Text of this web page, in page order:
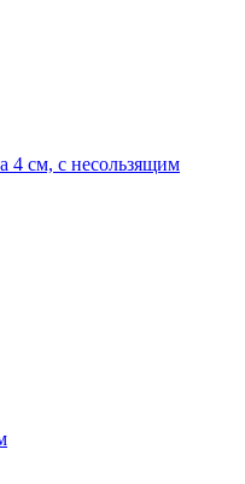
4 см, с несользящим